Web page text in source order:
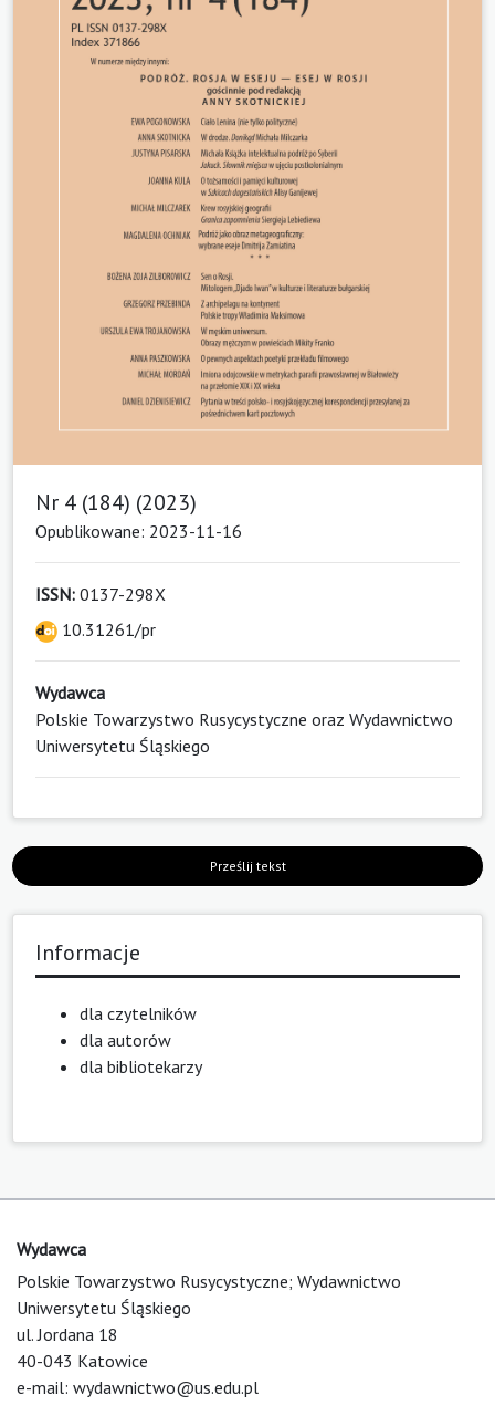
Nr 4 (184) (2023)
Opublikowane: 2023-11-16
ISSN: 0137-298X
10.31261/pr
Wydawca
Polskie Towarzystwo Rusycystyczne oraz Wydawnictwo
Uniwersytetu Śląskiego
Prześlij tekst
Informacje
dla czytelników
dla autorów
dla bibliotekarzy
Wydawca
Polskie Towarzystwo Rusycystyczne; Wydawnictwo
Uniwersytetu Śląskiego
ul. Jordana 18
40-043 Katowice
e-mail: wydawnictwo@us.edu.pl